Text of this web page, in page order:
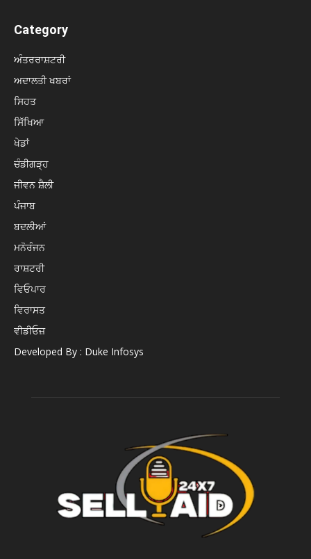
Category
ਅੰਤਰਰਾਸ਼ਟਰੀ
ਅਦਾਲਤੀ ਖਬਰਾਂ
ਸਿਹਤ
ਸਿੱਖਿਆ
ਖੇਡਾਂ
ਚੰਡੀਗੜ੍ਹ
ਜੀਵਨ ਸ਼ੈਲੀ
ਪੰਜਾਬ
ਬਦਲੀਆਂ
ਮਨੋਰੰਜਨ
ਰਾਸ਼ਟਰੀ
ਵਿਓਪਾਰ
ਵਿਰਾਸਤ
ਵੀਡੀਓਜ਼
Developed By : Duke Infosys